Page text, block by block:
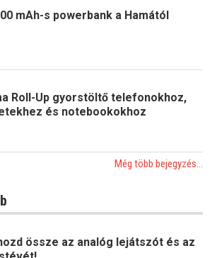
mAh-s powerbank a Hamától
Roll-Up gyorstöltő telefonokhoz,
és notebookokhoz
Még több bejegyzés...
össze az analóg lejátszót és az